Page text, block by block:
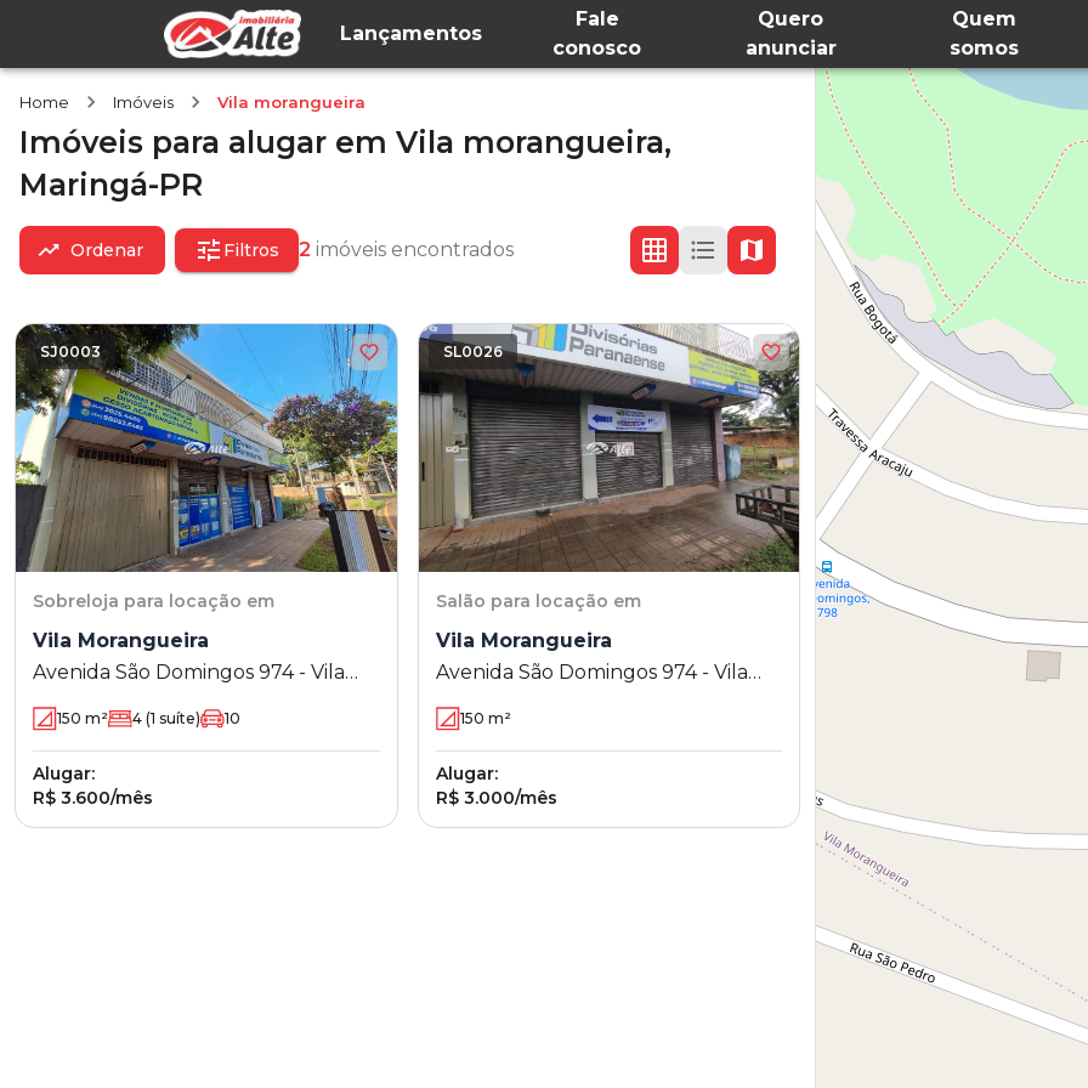
Lançamentos
Fale
conosco
Quero
anunciar
Quem
somos
Home Imóveis Vila morangueira
Imóveis para alugar em Vila morangueira,
Maringá-PR
Ordenar Filtros 2 imóveis encontrados
SJ0003
Sobreloja para locação em
Vila Morangueira
Avenida São Domingos 974 - Vila
150 m² 4 (1 suíte) 10
Alugar:
R$ 3.600/mês
SL0026
Salão para locação em
Vila Morangueira
Avenida São Domingos 974 - Vila
150 m²
Alugar:
R$ 3.000/mês